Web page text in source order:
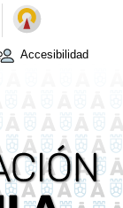
Accesibilidad